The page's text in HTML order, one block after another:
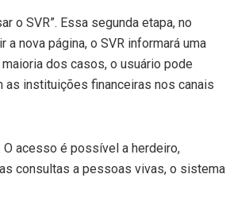
o SVR”. Essa segunda etapa, no
a nova página, o SVR informará uma
dos casos, o usuário pode
as instituições financeiras nos canais
acesso é possível a herdeiro,
consultas a pessoas vivas, o sistema